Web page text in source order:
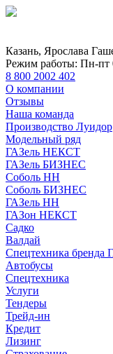
Казань, Ярослава
Режим работы: Пн-пт
8 800 2002 402
О компании
Отзывы
Наша команда
Производство Луидор
Модельный ряд
ГАЗель НЕКСТ
ГАЗель БИЗНЕС
Соболь НН
Соболь БИЗНЕС
ГАЗель НН
ГАЗон НЕКСТ
Садко
Валдай
Спецтехника бренда
Автобусы
Спецтехника
Услуги
Тендеры
Трейд-ин
Кредит
Лизинг